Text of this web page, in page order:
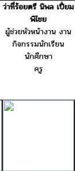
ว่าที่ร้อยตรี นิพล เปี่ยม
พิไชย
ผู้ช่วยหัวหน้างาน งาน
กิจกรรมนักเรียน
นักศึกษา
ครู